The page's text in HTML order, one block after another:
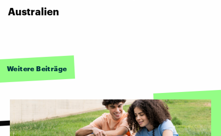
Australien
Weitere Beiträge